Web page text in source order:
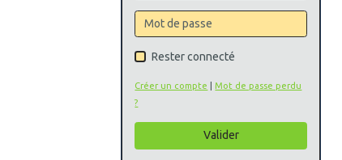
Rester connecté
Créer un compte
Mot de passe perdu
?
Valider